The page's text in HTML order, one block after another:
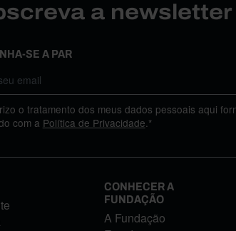
a
SE A PAR
o tratamento dos meus dados pessoais aqui
com a Política de Privacidade.*
CONHECER A
FUNDAÇÃO
A Fundação